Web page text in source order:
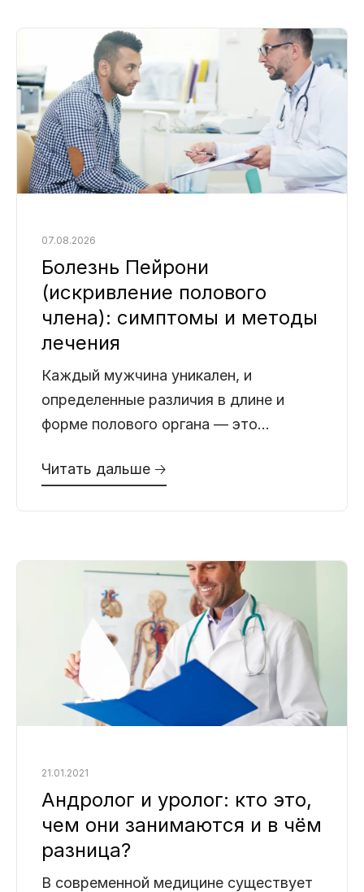
Болезнь Пейрони
(искривление полового
члена): симптомы и методы
лечения
07.08.2026
Каждый мужчина уникален, и
определенные различия в длине и
форме полового органа — это
пенис слегка искривлен, и это
Читать дальше 🡢
Андролог и уролог: кто это,
чем они занимаются и в чём
разница?
21.01.2021
В современной медицине существует